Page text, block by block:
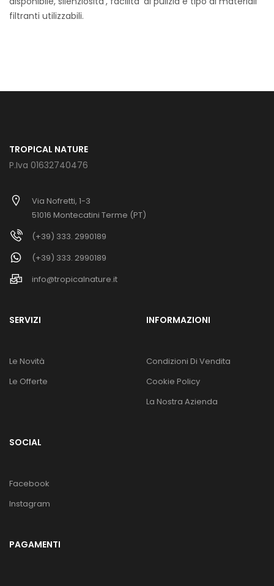
filtranti utilizzabili.
TROPICAL NATURE
P.Iva 01632740476
Via Nofretti, 1-3
51016 Montecatini Terme (PT)
(+39) 333. 2990189
(+39) 333. 2990189
info@tropicalnature.it
SERVIZI
Le Novità
Le Offerte
INFORMAZIONI
Condizioni Di Vendita
Cookie Policy
La Nostra Azienda
SOCIAL
Facebook
Instagram
PAGAMENTI